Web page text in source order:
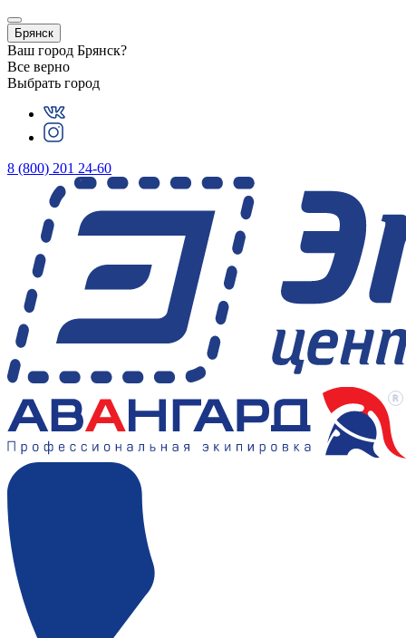
Брянск
Ваш город Брянск?
Все верно
Выбрать город
8 (800) 201 24-60